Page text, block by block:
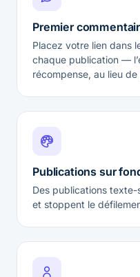
Premier
Placez votre lien dans
chaque publication —
récompense, au lieu de
Publications sur
Des publications
et stoppent le